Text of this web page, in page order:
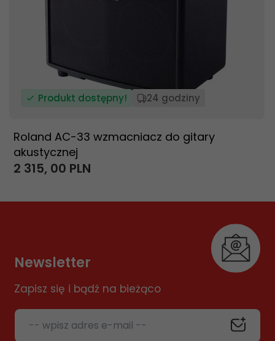
Produkt dostępny! 24 godziny
Roland AC-33 wzmacniacz do gitary
akustycznej
2 315, 00 PLN
Newsletter
Zapisz się i bądź na bieżąco
-- wpisz adres e-mail --